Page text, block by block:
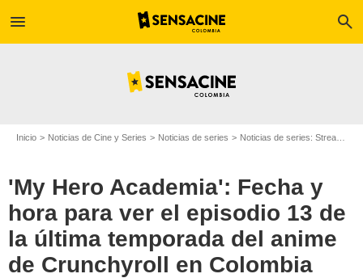
menu search
Inicio Noticias de Cine y Series Noticias de series Noticias de series: Streaming
'My Hero Academia': Fecha y
hora para ver el episodio 13 de
la última temporada del anime
de Crunchyroll en Colombia